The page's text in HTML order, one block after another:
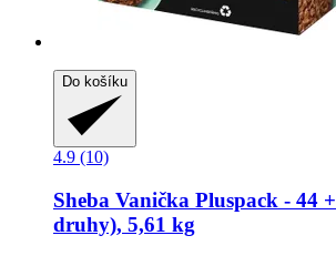
Do košíku
4.9 (10)
Sheba Vanička Pluspack -​ 44
druhy), 5,61 kg